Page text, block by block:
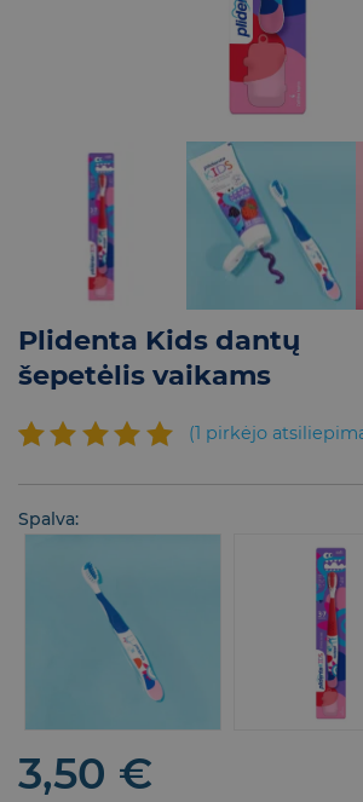
Plidenta Kids dantų
šepetėlis vaikams
(viso
(1 pirkėjo
Spalva:
3,50 €